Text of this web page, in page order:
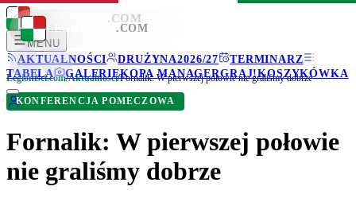
LEGIONISCI .COM
MENU
AKTUALNOŚCI
DRUŻYNA2026/27
TERMINARZ
TABELA
GALERIEKOPA MANAGERGRAJ!KOSZYKÓWKA
LEGIONISCI .COM
Legionisci.com/Aktualności/Fornalik: W pierwszej połowie nie graliśmy dobrze
KONFERENCJA POMECZOWA
Fornalik: W pierwszej połowie
nie graliśmy dobrze